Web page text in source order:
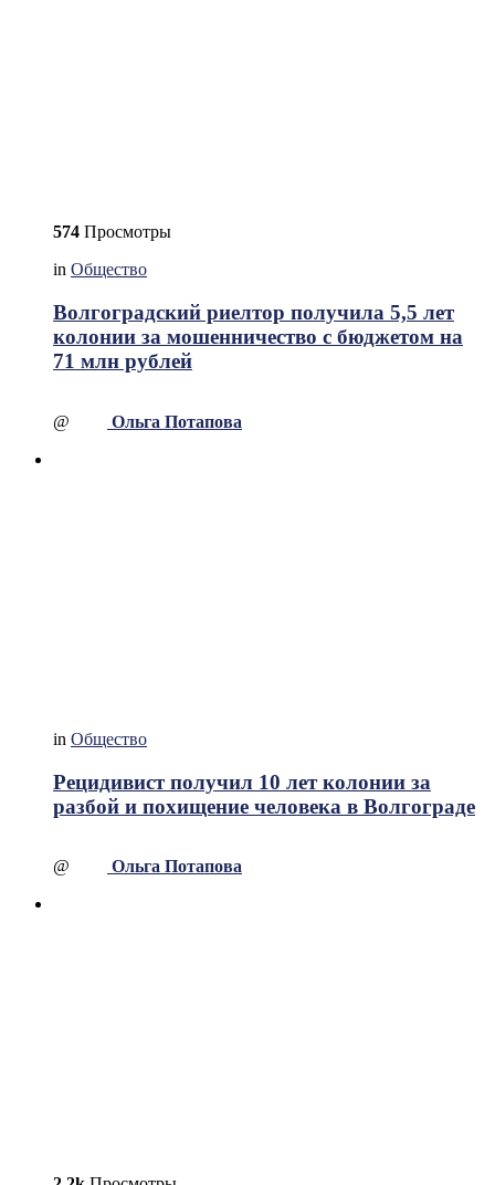
574 Просмотры
in Общество
Волгоградский риелтор получила 5,5 лет
колонии за мошенничество с бюджетом на
71 млн рублей
@ Ольга Потапова
in Общество
Рецидивист получил 10 лет колонии за
разбой и похищение человека в Волгограде
@ Ольга Потапова